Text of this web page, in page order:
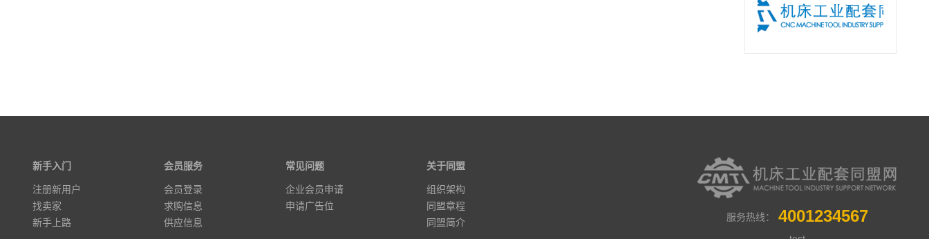
新手入门
注册新用户
找卖家
新手上路
会员服务
会员登录
求购信息
供应信息
常见问题
企业会员申请
申请广告位
关于同盟
组织架构
同盟章程
同盟简介
服务热线： 4001234567